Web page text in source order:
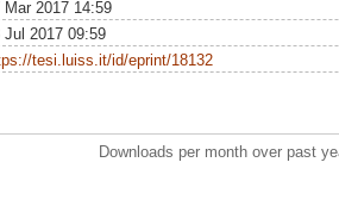
Mar 2017 14:59
Jul 2017 09:59
tesi.luiss.it/id/eprint/18132
Downloads per month over past